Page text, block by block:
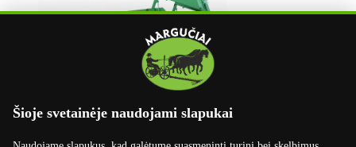
Šioje svetainėje naudojami slapukai